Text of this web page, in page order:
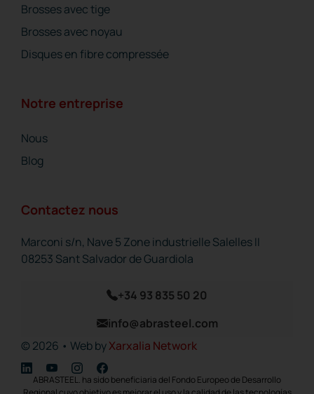
Brosses avec tige
Brosses avec noyau
Disques en fibre compressée
Notre entreprise
Nous
Blog
Contactez nous
Marconi s/n, Nave 5 Zone industrielle Salelles II
08253 Sant Salvador de Guardiola
+34 93 835 50 20
info@abrasteel.com
© 2026 • Web byXarxalia Network
ABRASTEEL. ha sido beneficiaria del Fondo Europeo de Desarrollo